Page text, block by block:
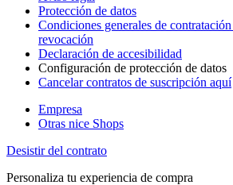
Protección de datos
Condiciones generales de
revocación
Declaración de accesibilidad
Configuración de protección de datos
Cancelar contratos de suscripción aquí
Empresa
Otras nice Shops
Desistir del contrato
Personaliza tu experiencia de compra